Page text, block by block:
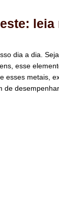
leia
dia a dia.
esse
esses metais,
de